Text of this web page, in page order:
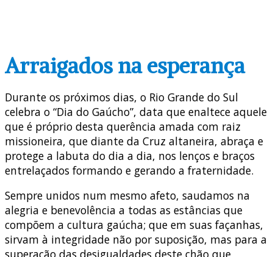
Arraigados na esperança
Durante os próximos dias, o Rio Grande do Sul
celebra o “Dia do Gaúcho”, data que enaltece aquele
que é próprio desta querência amada com raiz
missioneira, que diante da Cruz altaneira, abraça e
protege a labuta do dia a dia, nos lenços e braços
entrelaçados formando e gerando a fraternidade.
Sempre unidos num mesmo afeto, saudamos na
alegria e benevolência a todas as estâncias que
compõem a cultura gaúcha; que em suas façanhas,
sirvam à integridade não por suposição, mas para a